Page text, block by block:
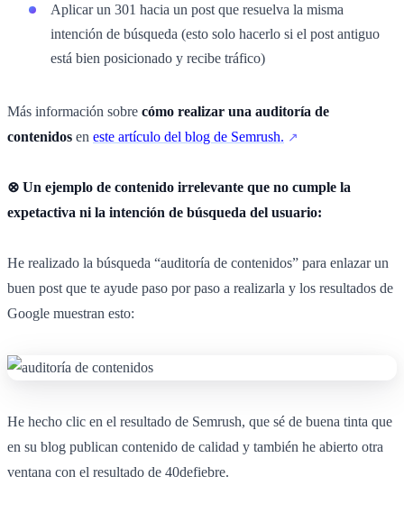
Aplicar un 301 hacia un post que resuelva la misma
intención de búsqueda (esto solo hacerlo si el post antiguo
está bien posicionado y recibe tráfico)
Más información sobre cómo realizar una auditoría de
contenidos en este artículo del blog de Semrush.
⊗ Un ejemplo de contenido irrelevante que no cumple la
expetactiva ni la intención de búsqueda del usuario:
He realizado la búsqueda “auditoría de contenidos” para enlazar un
buen post que te ayude paso por paso a realizarla y los resultados de
Google muestran esto:
He hecho clic en el resultado de Semrush, que sé de buena tinta que
en su blog publican contenido de calidad y también he abierto otra
ventana con el resultado de 40defiebre.